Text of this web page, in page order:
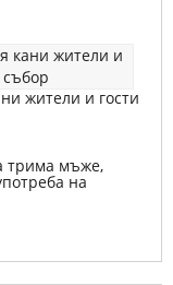
жители и гости
трима мъже,
на